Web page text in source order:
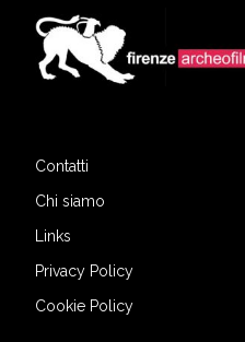
Contatti
Chi siamo
Links
Privacy Policy
Cookie Policy